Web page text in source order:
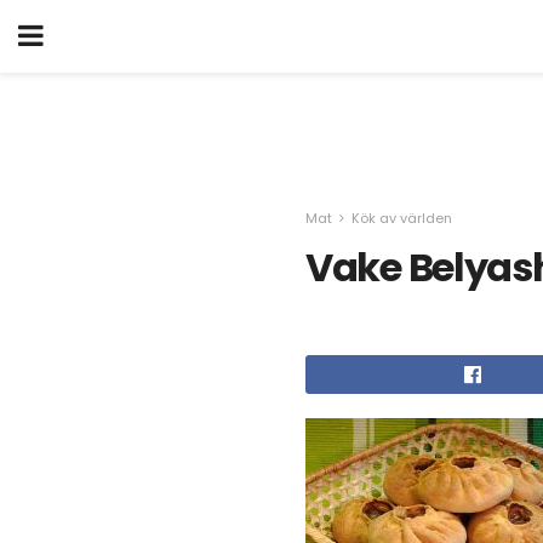
Mat Kök av världen
Vake